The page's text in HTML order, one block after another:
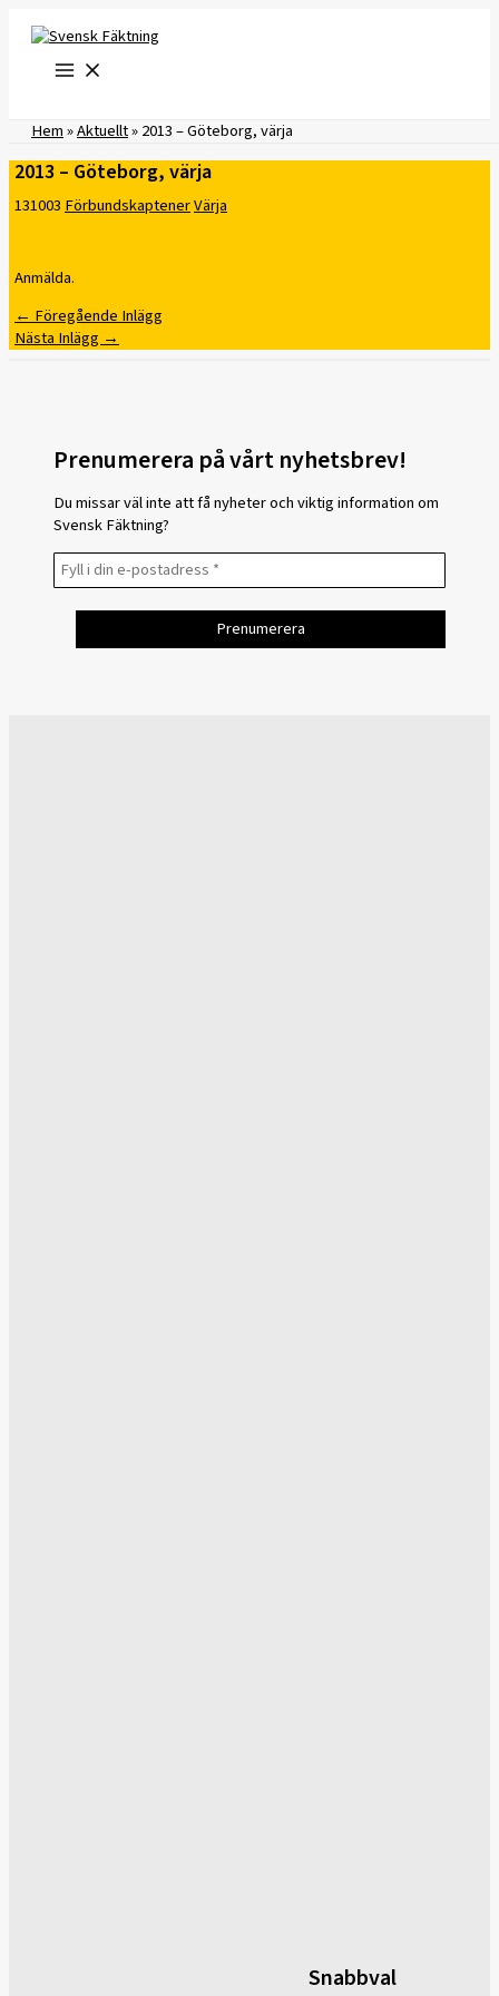
innehåll
Hem»Aktuellt»2013 – Göteborg, värja
2013 – Göteborg, värja
131003FörbundskaptenerVärja
Anmälda.
←Föregående Inlägg
Nästa Inlägg→
Prenumerera på vårt nyhetsbrev!
Du missar väl inte att få nyheter och viktig information om
Svensk Fäktning?
Snabbval